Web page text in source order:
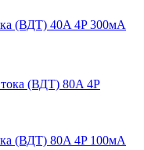
(ВДТ) 40A 4P 300мА
(ВДТ) 80A 4P 100мА